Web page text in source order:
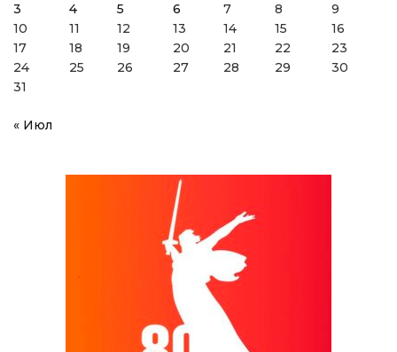
3
4 5 6 7 8
9
10
11 12 13 14 15
16
17
18 19 20 21 22
23
24
25 26 27 28 29
30
31
« Июл